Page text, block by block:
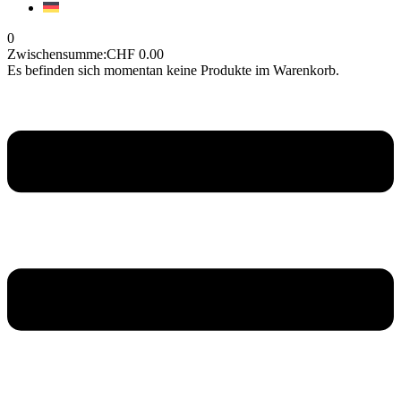
0
Zwischensumme:CHF 0.00
Es befinden sich momentan keine Produkte im Warenkorb.